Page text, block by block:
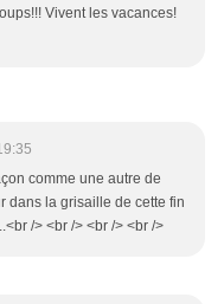
Vivent les vacances!
comme une autre de
dans la grisaille de cette fin
/> <br /> <br /> <br />